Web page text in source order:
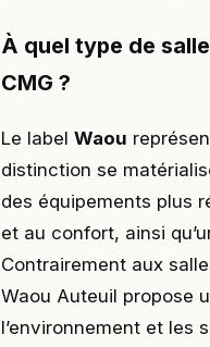
À quel type de
CMG ?
Le label Waou
distinction se
des équipements plus
et au confort, ainsi
Contrairement aux
Waou Auteuil propose
l’environnement et les